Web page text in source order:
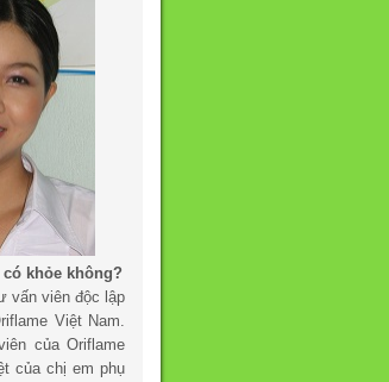
khỏe không?
vấn viên độc lập
Việt Nam.
của Oriflame
của chị em phụ